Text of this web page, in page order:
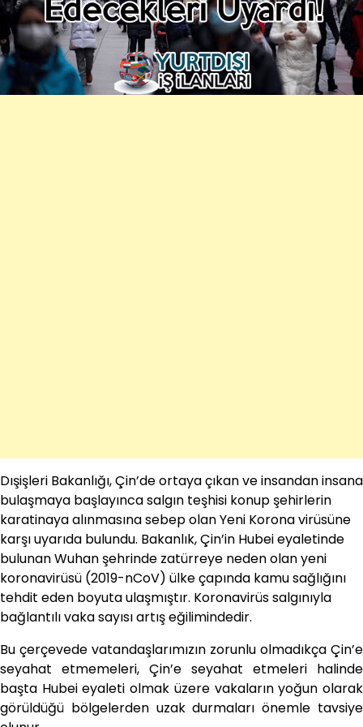
Dışişleri Bakanlığı, Çin’de ortaya çıkan ve insandan insana
bulaşmaya başlayınca salgın teşhisi konup şehirlerin
karatinaya alınmasına sebep olan Yeni Korona virüsüne
karşı uyarıda bulundu. Bakanlık, Çin’in Hubei eyaletinde
bulunan Wuhan şehrinde zatürreye neden olan yeni
koronavirüsü (2019-nCoV) ülke çapında kamu sağlığını
tehdit eden boyuta ulaşmıştır. Koronavirüs salgınıyla
bağlantılı vaka sayısı artış eğilimindedir.
Bu çerçevede vatandaşlarımızın zorunlu olmadıkça Çin’e
seyahat etmemeleri, Çin’e seyahat etmeleri halinde
başta Hubei eyaleti olmak üzere vakaların yoğun olarak
görüldüğü bölgelerden uzak durmaları önemle tavsiye